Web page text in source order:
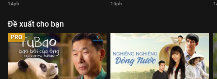
14ph 15ph
Đề xuất cho bạn
PRO